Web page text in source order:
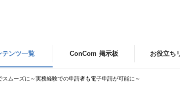
テンツ一覧 ConCom 掲示板 お役立ち
ムーズに～実務経験での申請者も電子申請が可能に～